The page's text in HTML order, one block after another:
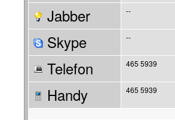
Jabber --
Skype --
Telefon 465 5939
Handy 465 5939